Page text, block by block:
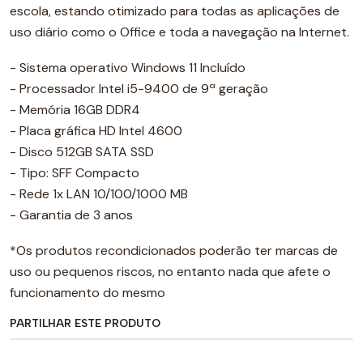
escola, estando otimizado para todas as aplicações de
uso diário como o Office e toda a navegação na Internet.
- Sistema operativo Windows 11 Incluído
- Processador Intel i5-9400 de 9ª geração
- Memória 16GB DDR4
- Placa gráfica HD Intel 4600
- Disco 512GB SATA SSD
- Tipo: SFF Compacto
- Rede 1x LAN 10/100/1000 MB
- Garantia de 3 anos
*Os produtos recondicionados poderão ter marcas de
uso ou pequenos riscos, no entanto nada que afete o
funcionamento do mesmo
PARTILHAR ESTE PRODUTO